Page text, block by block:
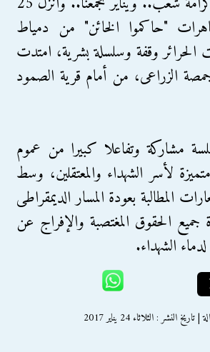
"حاكموا الخائن" من دمياط
وقفة وسلسلة بشرية، امتدت
الزراعى، من أمام قرية الصمود
مشاركة وتفاعلا كبيرا من عموم
لأسر الشهداء والمعتقلين، وسط
المطالبة بعودة المسار الديمقراطى
جميع الحقوق المغتصبة والإفراج عن
الشهداء.
: الثلاثاء 24 يناير 2017